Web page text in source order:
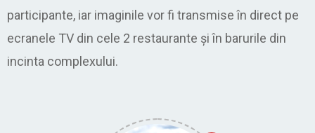
participante, iar imaginile vor fi transmise în direct pe
ecranele TV din cele 2 restaurante și în barurile din
incinta complexului.